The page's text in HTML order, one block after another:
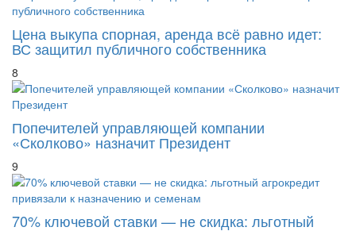
Цена выкупа спорная, аренда всё равно идет:
ВС защитил публичного собственника
8
Попечителей управляющей компании
«Сколково» назначит Президент
9
70% ключевой ставки — не скидка: льготный
агрокредит привязали к назначению и семенам